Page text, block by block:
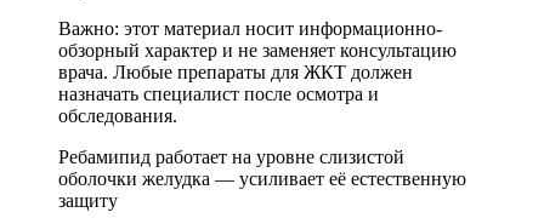
Важно: этот материал носит информационно-
обзорный характер и не заменяет консультацию
врача. Любые препараты для ЖКТ должен
назначать специалист после осмотра и
обследования.
Ребамипид работает на уровне слизистой
оболочки желудка — усиливает её естественную
защиту